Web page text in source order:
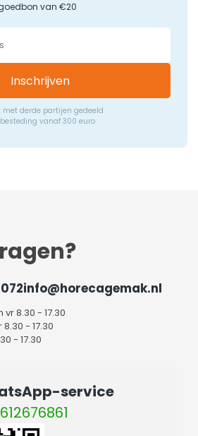
van €20
Inschrijven
met derde partijen gedeeld
vanaf 300 euro
info@horecagemak.nl
vr 8.30 - 17.30
- 17.30
- 17.30
service